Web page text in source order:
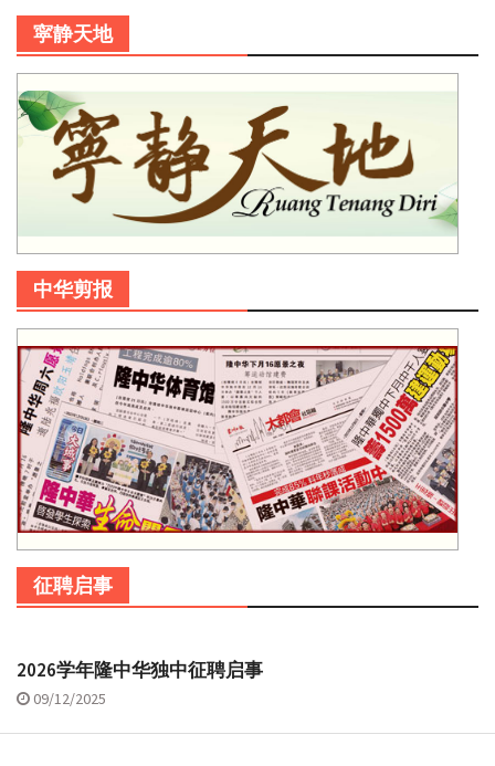
寜静天地
中华剪报
征聘启事
2026学年隆中华独中征聘启事
09/12/2025